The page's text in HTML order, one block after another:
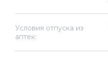
Условия отпуска из
аптек: